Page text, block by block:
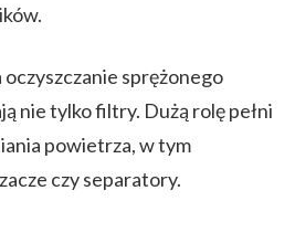
sprężonego
nie tylko filtry. Dużą rolę pełni
powietrza, w tym
czy separatory.